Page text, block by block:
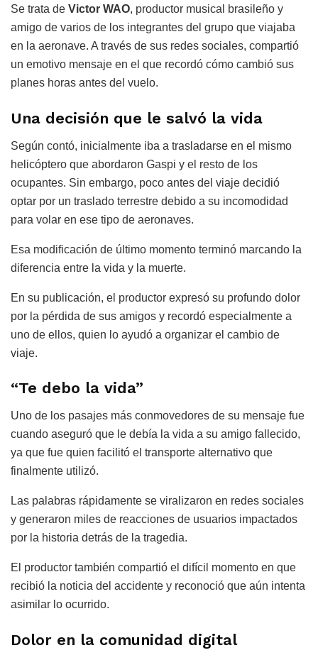
Se trata de Victor WAO, productor musical brasileño y
amigo de varios de los integrantes del grupo que viajaba
en la aeronave. A través de sus redes sociales, compartió
un emotivo mensaje en el que recordó cómo cambió sus
planes horas antes del vuelo.
Una decisión que le salvó la vida
Según contó, inicialmente iba a trasladarse en el mismo
helicóptero que abordaron Gaspi y el resto de los
ocupantes. Sin embargo, poco antes del viaje decidió
optar por un traslado terrestre debido a su incomodidad
para volar en ese tipo de aeronaves.
Esa modificación de último momento terminó marcando la
diferencia entre la vida y la muerte.
En su publicación, el productor expresó su profundo dolor
por la pérdida de sus amigos y recordó especialmente a
uno de ellos, quien lo ayudó a organizar el cambio de
viaje.
“Te debo la vida”
Uno de los pasajes más conmovedores de su mensaje fue
cuando aseguró que le debía la vida a su amigo fallecido,
ya que fue quien facilitó el transporte alternativo que
finalmente utilizó.
Las palabras rápidamente se viralizaron en redes sociales
y generaron miles de reacciones de usuarios impactados
por la historia detrás de la tragedia.
El productor también compartió el difícil momento en que
recibió la noticia del accidente y reconoció que aún intenta
asimilar lo ocurrido.
Dolor en la comunidad digital